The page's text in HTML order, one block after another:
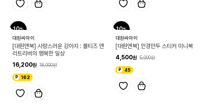
10
대원씨아이
[대원앤북] 사랑스러운 강아지 : 몰티즈 앤
리트리버의 행복한 일상
16,200
18,000
162
10
대원씨아이
[대원앤북] 안경만두 스티커 미니북
4,500
5,000
45